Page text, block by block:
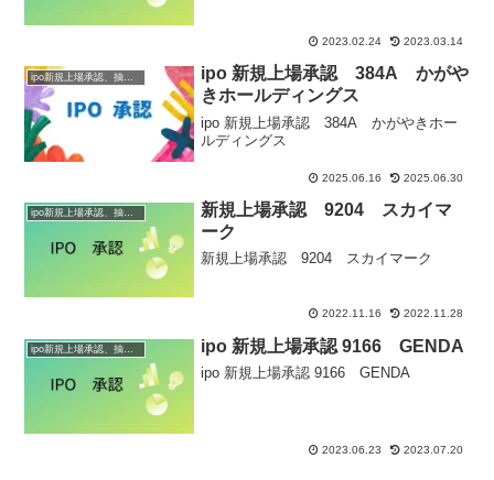
2023.02.24 2023.03.14
ipo 新規上場承認 384A かがや
きホールディングス
ipo 新規上場承認 384A かがやきホー
ルディングス
2025.06.16 2025.06.30
ipo新規上場承認、抽選情報
新規上場承認 9204 スカイマ
ーク
新規上場承認 9204 スカイマーク
2022.11.16 2022.11.28
ipo 新規上場承認 9166 GENDA
ipo 新規上場承認 9166 GENDA
2023.06.23 2023.07.20